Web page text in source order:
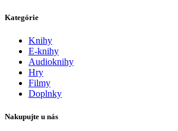
Kategórie
Knihy
E-knihy
Audioknihy
Hry
Filmy
Doplnky
Nakupujte u nás